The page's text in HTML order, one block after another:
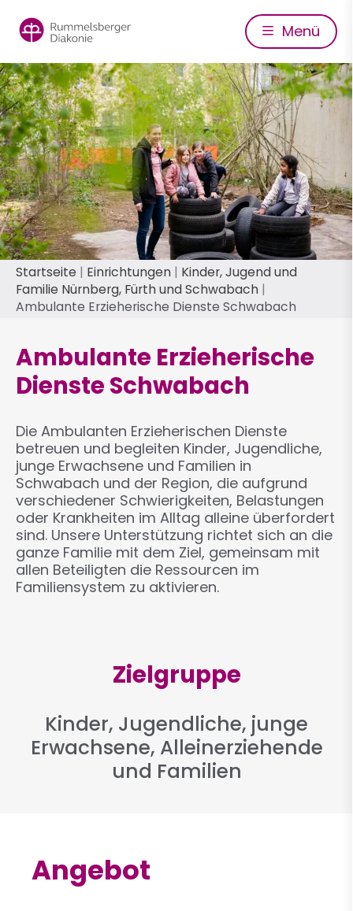
zum
Inhalt
Menü
Pfadnavigation
Startseite Einrichtungen
Kinder, Jugend und
Familie Nürnberg, Fürth und Schwabach
Ambulante Erzieherische Dienste Schwabach
Ambulante Erzieherische
Dienste Schwabach
Die Ambulanten Erzieherischen Dienste
betreuen und begleiten Kinder, Jugendliche,
junge Erwachsene und Familien in
Schwabach und der Region, die aufgrund
verschiedener Schwierigkeiten, Belastungen
oder Krankheiten im Alltag alleine überfordert
sind. Unsere Unterstützung richtet sich an die
ganze Familie mit dem Ziel, gemeinsam mit
allen Beteiligten die Ressourcen im
Familiensystem zu aktivieren.
Zielgruppe
Kinder, Jugendliche, junge
Erwachsene, Alleinerziehende
und Familien
Angebot